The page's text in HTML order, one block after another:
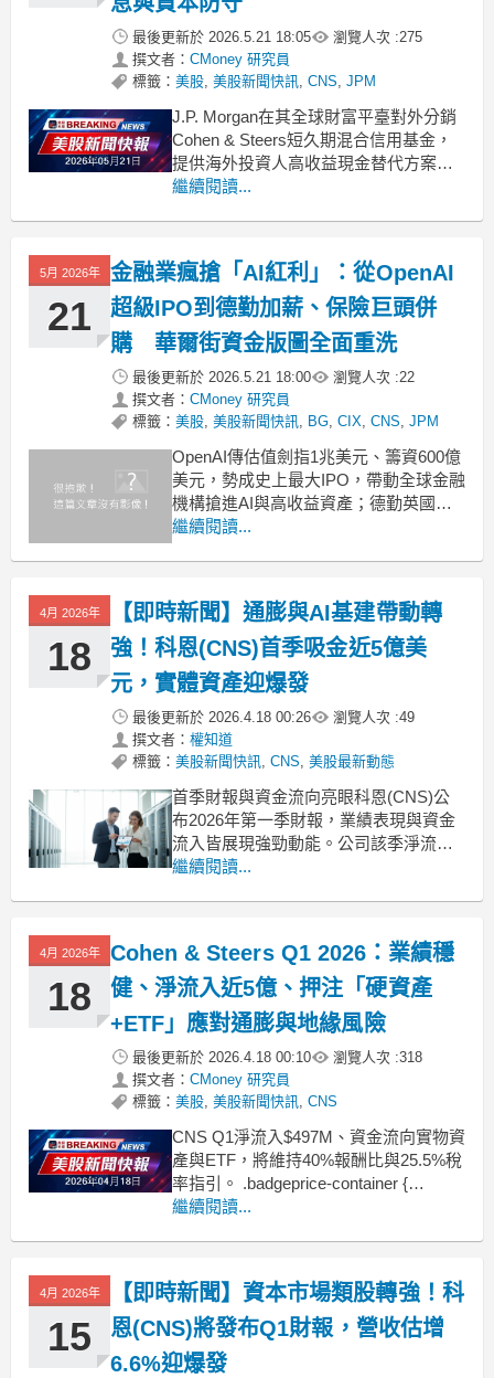
最後更新於 2026.5.21 18:05 瀏覽人次 :275
撰文者： CMoney 研究員
標籤： 美股, 美股新聞快訊, CNS, JPM
J.P. Morgan在其全球財富平臺對外分銷
Cohen & Steers短久期混合信用基金，
提供海外投資人高收益現金替代方案。
.badgeprice-container {
gap: 1rem !import
繼續閱讀...
5月 2026年
21
金融業瘋搶「AI紅利」：從OpenAI
超級IPO到德勤加薪、保險巨頭併
購 華爾街資金版圖全面重洗
最後更新於 2026.5.21 18:00 瀏覽人次 :22
撰文者： CMoney 研究員
標籤： 美股, 美股新聞快訊, BG, CIX, CNS, JPM
OpenAI傳估值劍指1兆美元、籌資600億
美元，勢成史上最大IPO，帶動全球金融
機構搶進AI與高收益資產；德勤英國業
務靠AI諮詢翻身加薪、MS&AD併購整併
金融業正用薪資、併購與新產品三路押
注未來利率與
繼續閱讀...
4月 2026年
18
【即時新聞】通膨與AI基建帶動轉
強！科恩(CNS)首季吸金近5億美
元，實體資產迎爆發
最後更新於 2026.4.18 00:26 瀏覽人次 :49
撰文者： 權知道
標籤： 美股新聞快訊, CNS, 美股最新動態
首季財報與資金流向亮眼科恩(CNS)公
布2026年第一季財報，業績表現與資金
流入皆展現強勁動能。公司該季淨流入
資金達4.97億美元，寫下多個策略投資
期，而經調整後的實質稅率為25.5%。雖
然季底流動資金因年度獎金發放週期降
至3.4
繼續閱讀...
4月 2026年
18
Cohen & Steers Q1 2026：業績穩
健、淨流入近5億、押注「硬資產
+ETF」應對通膨與地緣風險
最後更新於 2026.4.18 00:10 瀏覽人次 :318
撰文者： CMoney 研究員
標籤： 美股, 美股新聞快訊, CNS
CNS Q1淨流入$497M、資金流向實物資
產與ETF，將維持40%報酬比與25.5%稅
率指引。 .badgeprice-container {
display: flex !important;
fl
繼續閱讀...
4月 2026年
15
【即時新聞】資本市場類股轉強！科
恩(CNS)將發布Q1財報，營收估增
6.6%迎爆發